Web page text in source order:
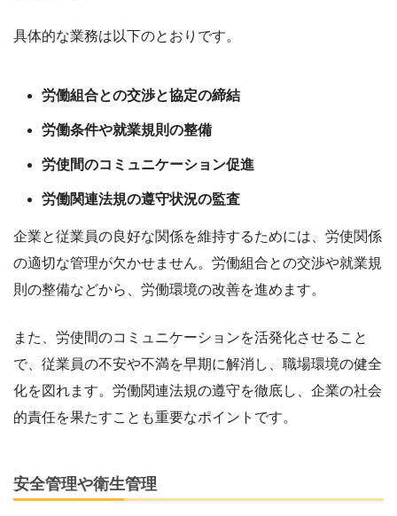
具体的な業務は以下のとおりです。
労働組合との交渉と協定の締結
労働条件や就業規則の整備
労使間のコミュニケーション促進
労働関連法規の遵守状況の監査
企業と従業員の良好な関係を維持するためには、労使関係
の適切な管理が欠かせません。労働組合との交渉や就業規
則の整備などから、労働環境の改善を進めます。
また、労使間のコミュニケーションを活発化させること
で、従業員の不安や不満を早期に解消し、職場環境の健全
化を図れます。労働関連法規の遵守を徹底し、企業の社会
的責任を果たすことも重要なポイントです。
安全管理や衛生管理